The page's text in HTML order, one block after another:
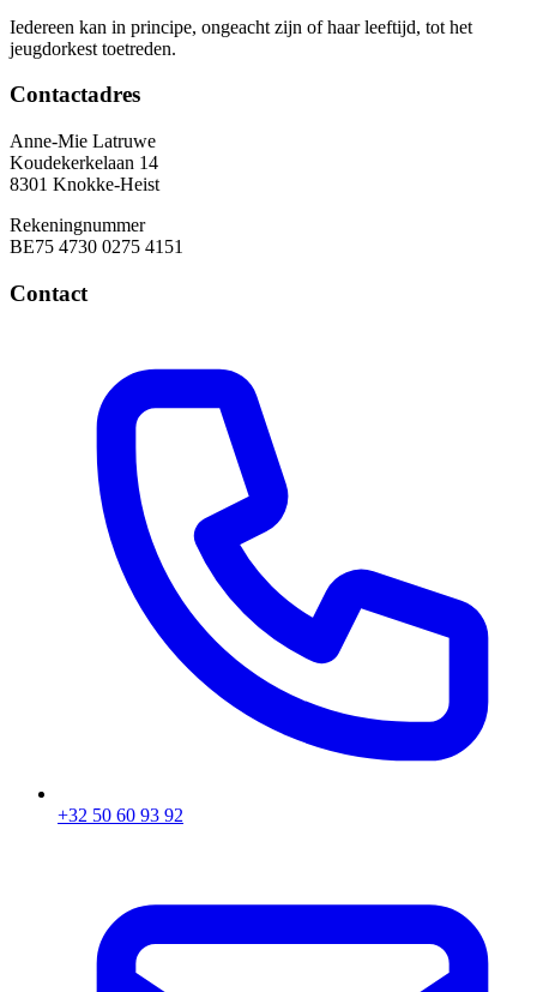
Iedereen kan in principe, ongeacht zijn of haar leeftijd, tot het
jeugdorkest toetreden.
Contactadres
Anne-Mie Latruwe
Koudekerkelaan 14
8301 Knokke-Heist
Rekeningnummer
BE75 4730 0275 4151
Contact
+32 50 60 93 92